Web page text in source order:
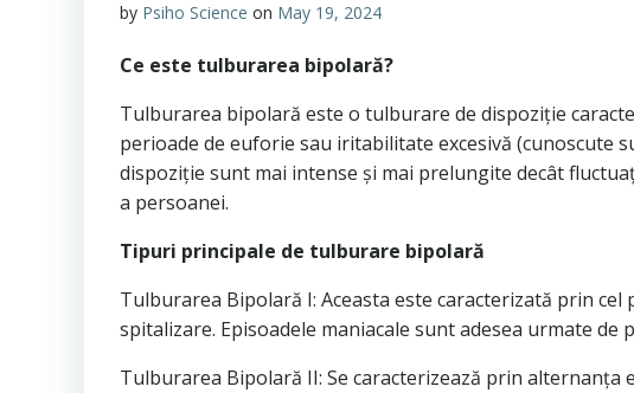
by Psiho Science on May 19, 2024
Ce este tulburarea bipolară?
Tulburarea bipolară este o tulburare de dispoziție
perioade de euforie sau iritabilitate excesivă (cunoscute
dispoziție sunt mai intense și mai prelungite decât
a persoanei.
Tipuri principale de tulburare bipolară
Tulburarea Bipolară I: Aceasta este caracterizată prin
spitalizare. Episoadele maniacale sunt adesea urmate
Tulburarea Bipolară II: Se caracterizează prin